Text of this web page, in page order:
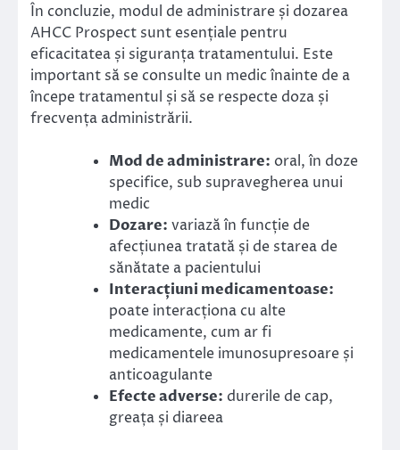
În concluzie, modul de administrare și dozarea
AHCC Prospect sunt esențiale pentru
eficacitatea și siguranța tratamentului. Este
important să se consulte un medic înainte de a
începe tratamentul și să se respecte doza și
frecvența administrării.
Mod de administrare: oral, în doze
specifice, sub supravegherea unui
medic
Dozare: variază în funcție de
afecțiunea tratată și de starea de
sănătate a pacientului
Interacțiuni medicamentoase:
poate interacționa cu alte
medicamente, cum ar fi
medicamentele imunosupresoare și
anticoagulante
Efecte adverse: durerile de cap,
greața și diareea